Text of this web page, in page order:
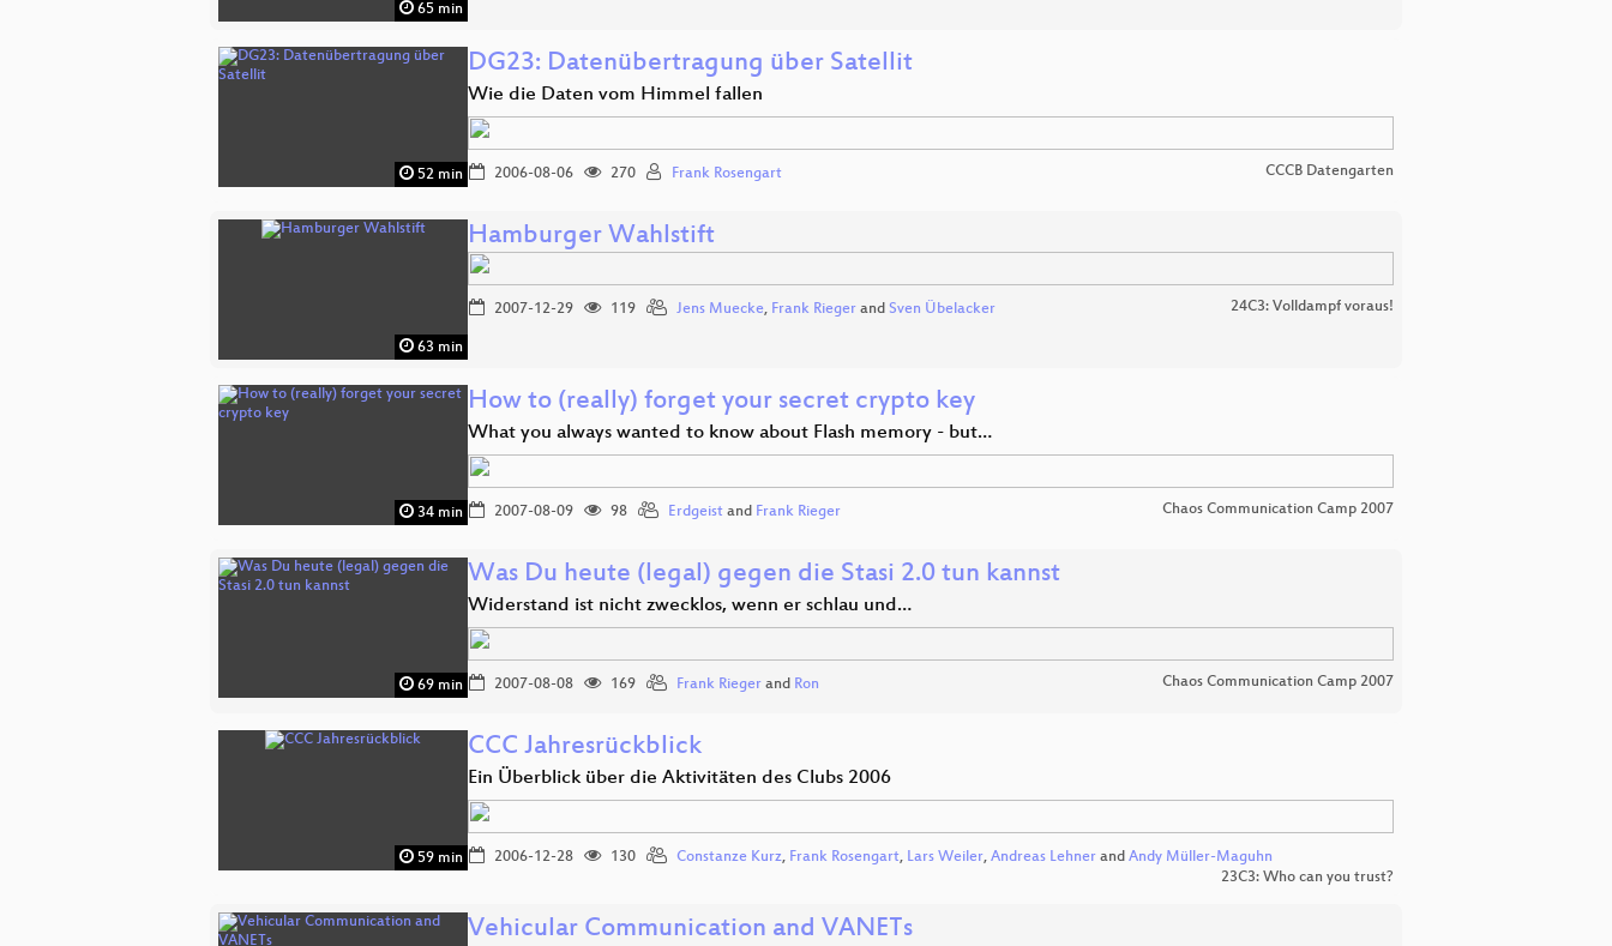
65 min
52 min
DG23: Datenübertragung über Satellit
Wie die Daten vom Himmel fallen
2006-08-06 270 Frank Rosengart CCCB Datengarten
63 min
Hamburger Wahlstift
2007-12-29 119 Jens Muecke, Frank Rieger and Sven Übelacker 24C3: Volldampf voraus!
34 min
How to (really) forget your secret crypto key
What you always wanted to know about Flash memory - but…
2007-08-09 98 Erdgeist and Frank Rieger Chaos Communication Camp 2007
69 min
Was Du heute (legal) gegen die Stasi 2.0 tun kannst
Widerstand ist nicht zwecklos, wenn er schlau und…
2007-08-08 169 Frank Rieger and Ron Chaos Communication Camp 2007
59 min
CCC Jahresrückblick
Ein Überblick über die Aktivitäten des Clubs 2006
2006-12-28 130 Constanze Kurz, Frank Rosengart, Lars Weiler, Andreas Lehner and Andy Müller-Maguhn
23C3: Who can you trust?
Vehicular Communication and VANETs